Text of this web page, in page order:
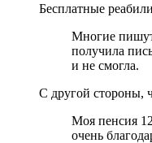
Бесплатные
Многие пишут
получила
и не смогла.
С другой стороны,
Моя пенсия
очень